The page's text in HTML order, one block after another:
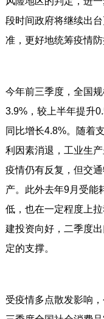
段时间政府将继续出
准，更好地统筹疫情
今年前三季度，全国
3.9%，较上半年提升
同比增长4.8%。随着
利因素消退，工业生
疫情仍有反复，但交
产。此外去年9月受能
低，也在一定程度上
建投资向好，二季度
定的支撑。
受疫情多点散发影响